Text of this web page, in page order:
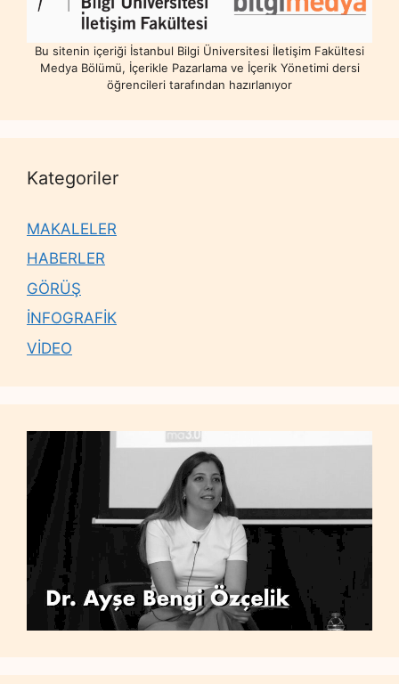
Bu sitenin içeriği İstanbul Bilgi Üniversitesi İletişim Fakültesi
Medya Bölümü, İçerikle Pazarlama ve İçerik Yönetimi dersi
öğrencileri tarafından hazırlanıyor
Kategoriler
MAKALELER
HABERLER
GÖRÜŞ
İNFOGRAFİK
VİDEO